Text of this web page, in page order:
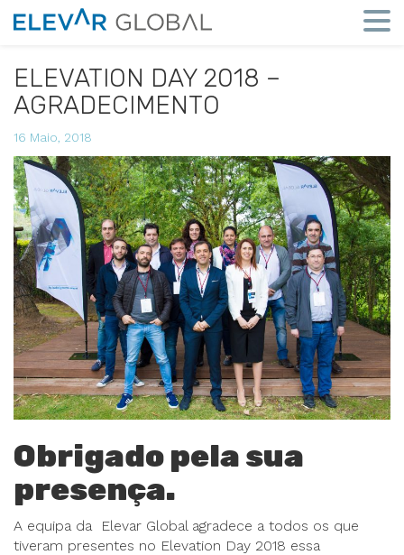
Elevar
a
perspetiva
ELEVATION DAY 2018 –
AGRADECIMENTO
16 Maio, 2018
Obrigado pela sua
presença.
A equipa da Elevar Global agradece a todos os que
tiveram presentes no Elevation Day 2018 essa